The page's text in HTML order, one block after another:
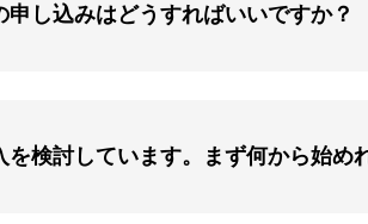
申し込みはどうすればいいですか？
を検討しています。まず何から始め